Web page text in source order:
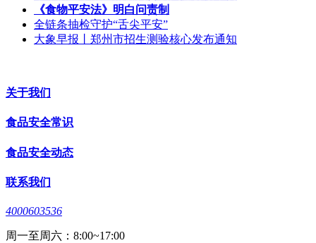
《食物平安法》明白问责制
全链条抽检守护“舌尖平安”
大象早报丨郑州市招生测验核心发布通知
关于我们
食品安全常识
食品安全动态
联系我们
4000603536
周一至周六：8:00~17:00